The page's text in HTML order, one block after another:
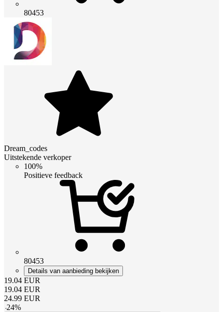
80453
Dream_codes
Uitstekende verkoper
100%
Positieve feedback
80453
Details van aanbieding bekijken
19.04 EUR
19.04 EUR
24.99 EUR
-24%